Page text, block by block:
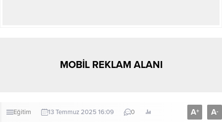
MOBİL REKLAM ALANI
Eğitim 13 Temmuz 2025 16:09 0 A+ A-